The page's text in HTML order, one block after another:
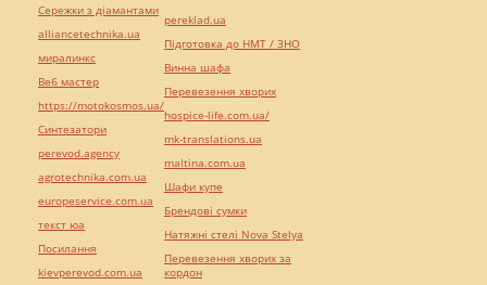
Сережки з діамантами
alliancetechnika.ua
миралинкс
Веб мастер
https://motokosmos.ua/
Синтезатори
perevod.agency
agrotechnika.com.ua
europeservice.com.ua
текст юа
Посилання
kievperevod.com.ua
pereklad.ua
Підготовка до НМТ / ЗНО
Винна шафа
Перевезення хворих
hospice-life.com.ua/
mk-translations.ua
maltina.com.ua
Шафи купе
Брендові сумки
Натяжні стелі Nova Stelya
Перевезення хворих за
кордон